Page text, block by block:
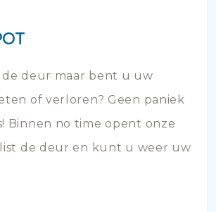
deur maar bent u uw
of verloren? Geen paniek
Binnen no time opent onze
de deur en kunt u weer uw